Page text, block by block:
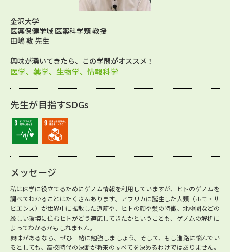
金沢大学
医薬保健学域 医薬科学類 教授
田嶋 敦 先生
興味が湧いてきたら、この学問がオススメ！
医学、薬学、生物学、情報科学
先生が目指すSDGs
メッセージ
私は医学に役立てるためにゲノム情報を利用していますが、ヒトのゲノムを
調べてわかることはたくさんあります。アフリカに誕生した人類（ホモ・サ
ピエンス）が世界中に拡散した道筋や、ヒトの顔や髪の特徴、北極圏などの
厳しい環境に住むヒトがどう適応してきたかということも、ゲノムの解析に
よってわかるかもしれません。
興味があるなら、ぜひ一緒に勉強しましょう。そして、もし進路に悩んでい
るとしても、高校時代の決断が将来のすべてを決めるわけではありません。